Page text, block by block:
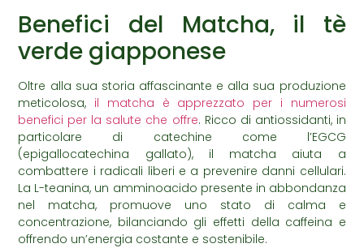
Benefici del Matcha, il tè
verde giapponese
Oltre alla sua storia affascinante e alla sua produzione
meticolosa, il matcha è apprezzato per i numerosi
benefici per la salute che offre. Ricco di antiossidanti, in
particolare di catechine come l’EGCG
(epigallocatechina gallato), il matcha aiuta a
combattere i radicali liberi e a prevenire danni cellulari.
La L-teanina, un amminoacido presente in abbondanza
nel matcha, promuove uno stato di calma e
concentrazione, bilanciando gli effetti della caffeina e
offrendo un’energia costante e sostenibile.